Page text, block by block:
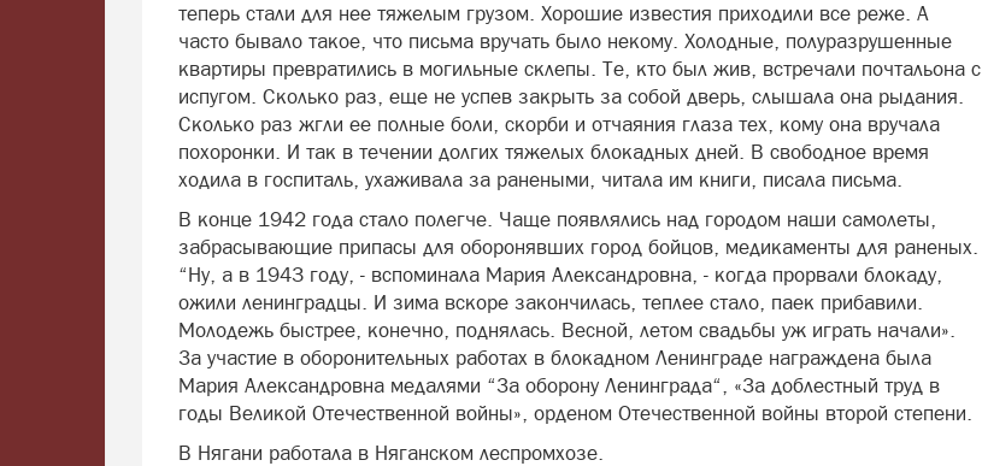
теперь стали для нее тяжелым грузом. Хорошие известия приходили все реже. А
часто бывало такое, что письма вручать было некому. Холодные, полуразрушенные
квартиры превратились в могильные склепы. Те, кто был жив, встречали почтальона с
испугом. Сколько раз, еще не успев закрыть за собой дверь, слышала она рыдания.
Сколько раз жгли ее полные боли, скорби и отчаяния глаза тех, кому она вручала
похоронки. И так в течении долгих тяжелых блокадных дней. В свободное время
ходила в госпиталь, ухаживала за ранеными, читала им книги, писала письма.
В конце 1942 года стало полегче. Чаще появлялись над городом наши самолеты,
забрасывающие припасы для оборонявших город бойцов, медикаменты для раненых.
“Ну, а в 1943 году, - вспоминала Мария Александровна, - когда прорвали блокаду,
ожили ленинградцы. И зима вскоре закончилась, теплее стало, паек прибавили.
Молодежь быстрее, конечно, поднялась. Весной, летом свадьбы уж играть начали».
За участие в оборонительных работах в блокадном Ленинграде награждена была
Мария Александровна медалями “За оборону Ленинграда“, «За доблестный труд в
годы Великой Отечественной войны», орденом Отечественной войны второй степени.
В Нягани работала в Няганском леспромхозе.